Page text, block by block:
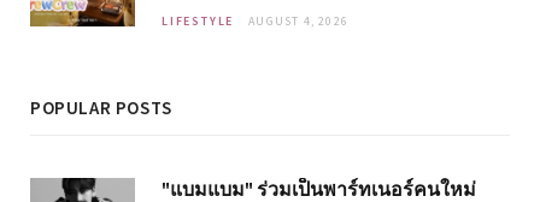
LIFESTYLE AUGUST 4, 2026
POPULAR POSTS
"แบมแบม" ร่วมเป็นพาร์ทเนอร์คนใหม่